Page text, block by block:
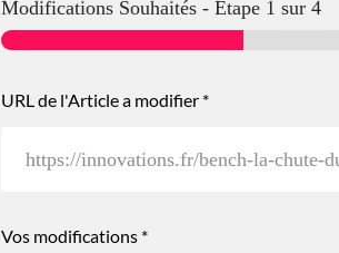
Modifications Souhaités - Étape 1 sur 4
URL de l'Article a modifier *
Vos modifications *